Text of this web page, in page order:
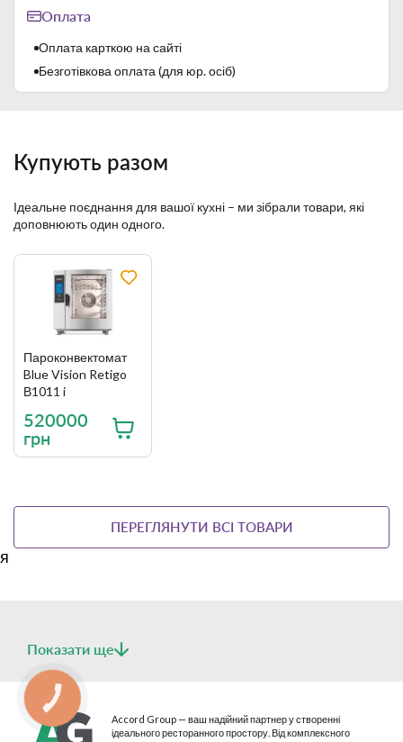
Оплата
Оплата карткою на сайті
Безготівкова оплата (для юр. осіб)
Купують разом
Ідеальне поєднання для вашої кухні – ми зібрали товари, які
доповнюють один одного.
Пароконвектомат
Blue Vision Retigo
В1011 i
520000
грн
ПЕРЕГЛЯНУТИ ВСІ ТОВАРИ
я
Показати ще
Accord Group — ваш надійний партнер у створенні
ідеального ресторанного простору. Від комплексного
КНОПКА
СВЯЗИ